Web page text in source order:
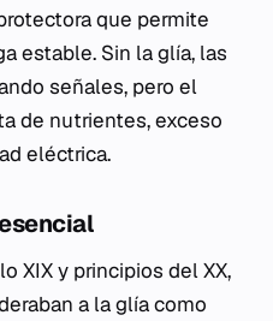
que permite
estable. Sin la glía, las
señales, pero el
de nutrientes, exceso
eléctrica.
XIX y principios del XX,
a la glía como